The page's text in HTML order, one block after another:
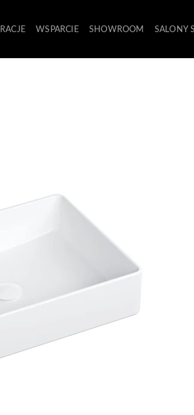
WSPARCIE SHOWROOM SALONY